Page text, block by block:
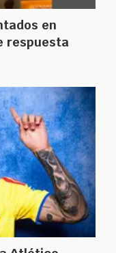
en
respuesta